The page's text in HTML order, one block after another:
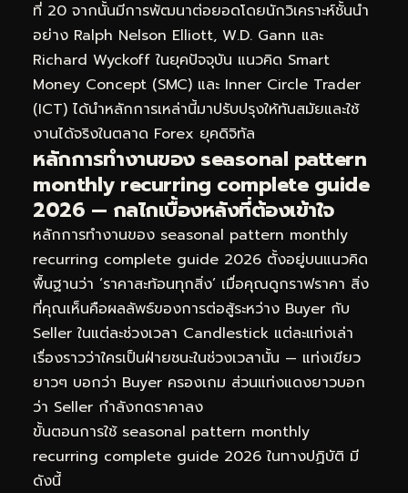
ที่ 20 จากนั้นมีการพัฒนาต่อยอดโดยนักวิเคราะห์ชั้นนำ
อย่าง Ralph Nelson Elliott, W.D. Gann และ
Richard Wyckoff ในยุคปัจจุบัน แนวคิด Smart
Money Concept (SMC) และ Inner Circle Trader
(ICT) ได้นำหลักการเหล่านี้มาปรับปรุงให้ทันสมัยและใช้
งานได้จริงในตลาด Forex ยุคดิจิทัล
หลักการทำงานของ seasonal pattern
monthly recurring complete guide
2026 — กลไกเบื้องหลังที่ต้องเข้าใจ
หลักการทำงานของ seasonal pattern monthly
recurring complete guide 2026 ตั้งอยู่บนแนวคิด
พื้นฐานว่า ‘ราคาสะท้อนทุกสิ่ง’ เมื่อคุณดูกราฟราคา สิ่ง
ที่คุณเห็นคือผลลัพธ์ของการต่อสู้ระหว่าง Buyer กับ
Seller ในแต่ละช่วงเวลา Candlestick แต่ละแท่งเล่า
เรื่องราวว่าใครเป็นฝ่ายชนะในช่วงเวลานั้น — แท่งเขียว
ยาวๆ บอกว่า Buyer ครองเกม ส่วนแท่งแดงยาวบอก
ว่า Seller กำลังกดราคาลง
ขั้นตอนการใช้ seasonal pattern monthly
recurring complete guide 2026 ในทางปฏิบัติ มี
ดังนี้